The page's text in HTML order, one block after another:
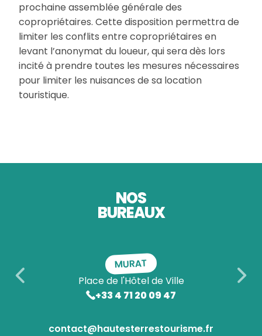
prochaine assemblée générale des
copropriétaires. Cette disposition permettra de
limiter les conflits entre copropriétaires en
levant l’anonymat du loueur, qui sera dès lors
incité à prendre toutes les mesures nécessaires
pour limiter les nuisances de sa location
touristique.
NOS
BUREAUX
MURAT
Place de l'Hôtel de Ville
+33 4 71 20 09 47
contact@hautesterrestourisme.fr